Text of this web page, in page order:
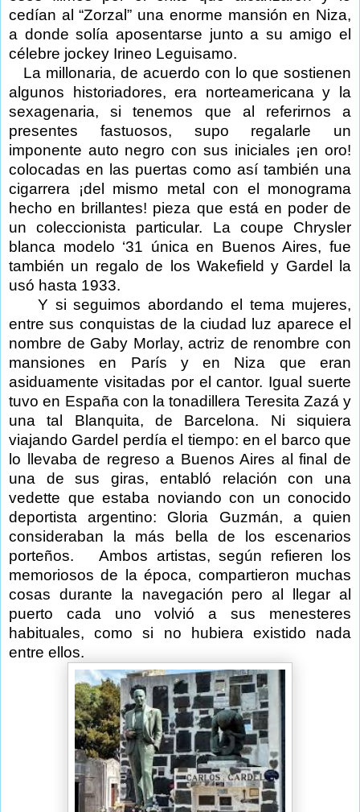
cedían al “Zorzal” una enorme mansión en Niza,
a donde solía aposentarse junto a su amigo el
célebre jockey Irineo Leguisamo.
La millonaria, de acuerdo con lo que sostienen
algunos historiadores, era norteamericana y la
sexagenaria, si tenemos que al referirnos a
presentes fastuosos, supo regalarle un
imponente auto negro con sus iniciales ¡en oro!
colocadas en las puertas como así también una
cigarrera ¡del mismo metal con el monograma
hecho en brillantes! pieza que está en poder de
un coleccionista particular. La coupe Chrysler
blanca modelo ‘31 única en Buenos Aires, fue
también un regalo de los Wakefield y Gardel la
usó hasta 1933.
Y si seguimos abordando el tema mujeres,
entre sus conquistas de la ciudad luz aparece el
nombre de Gaby Morlay, actriz de renombre con
mansiones en París y en Niza que eran
asiduamente visitadas por el cantor. Igual suerte
tuvo en España con la tonadillera Teresita Zazá y
una tal Blanquita, de Barcelona. Ni siquiera
viajando Gardel perdía el tiempo: en el barco que
lo llevaba de regreso a Buenos Aires al final de
una de sus giras, entabló relación con una
vedette que estaba noviando con un conocido
deportista argentino: Gloria Guzmán, a quien
consideraban la más bella de los escenarios
porteños. Ambos artistas, según refieren los
memoriosos de la época, compartieron muchas
cosas durante la navegación pero al llegar al
puerto cada uno volvió a sus menesteres
habituales, como si no hubiera existido nada
entre ellos.